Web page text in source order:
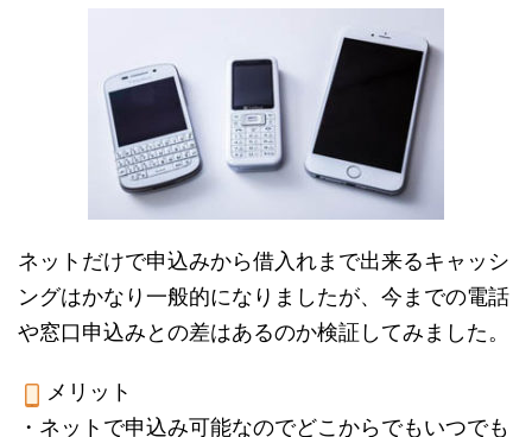
ネットだけで申込みから借入れまで出来るキャッシ
ングはかなり一般的になりましたが、今までの電話
や窓口申込みとの差はあるのか検証してみました。
メリット
・ネットで申込み可能なのでどこからでもいつでも